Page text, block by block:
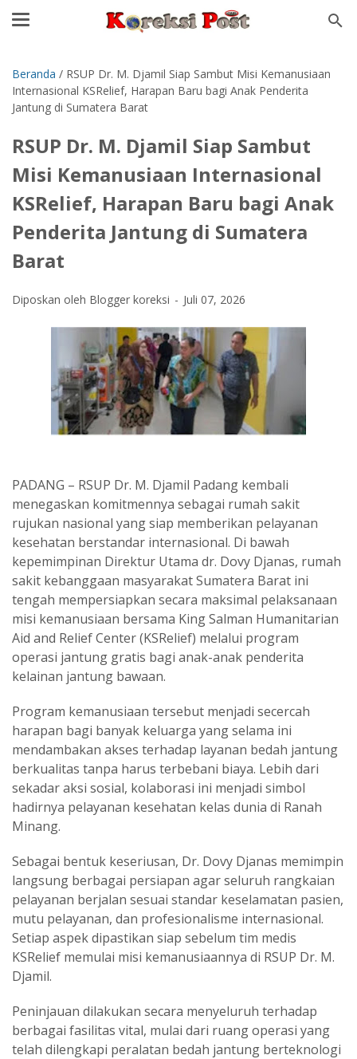
Beranda / RSUP Dr. M. Djamil Siap Sambut Misi Kemanusiaan
Internasional KSRelief, Harapan Baru bagi Anak Penderita
Jantung di Sumatera Barat
RSUP Dr. M. Djamil Siap Sambut
Misi Kemanusiaan Internasional
KSRelief, Harapan Baru bagi Anak
Penderita Jantung di Sumatera
Barat
Diposkan oleh Blogger koreksi Juli 07, 2026
PADANG – RSUP Dr. M. Djamil Padang kembali
menegaskan komitmennya sebagai rumah sakit
rujukan nasional yang siap memberikan pelayanan
kesehatan berstandar internasional. Di bawah
kepemimpinan Direktur Utama dr. Dovy Djanas, rumah
sakit kebanggaan masyarakat Sumatera Barat ini
tengah mempersiapkan secara maksimal pelaksanaan
misi kemanusiaan bersama King Salman Humanitarian
Aid and Relief Center (KSRelief) melalui program
operasi jantung gratis bagi anak-anak penderita
kelainan jantung bawaan.
Program kemanusiaan tersebut menjadi secercah
harapan bagi banyak keluarga yang selama ini
mendambakan akses terhadap layanan bedah jantung
berkualitas tanpa harus terbebani biaya. Lebih dari
sekadar aksi sosial, kolaborasi ini menjadi simbol
hadirnya pelayanan kesehatan kelas dunia di Ranah
Minang.
Sebagai bentuk keseriusan, Dr. Dovy Djanas memimpin
langsung berbagai persiapan agar seluruh rangkaian
pelayanan berjalan sesuai standar keselamatan pasien,
mutu pelayanan, dan profesionalisme internasional.
Setiap aspek dipastikan siap sebelum tim medis
KSRelief memulai misi kemanusiaannya di RSUP Dr. M.
Djamil.
Peninjauan dilakukan secara menyeluruh terhadap
berbagai fasilitas vital, mulai dari ruang operasi yang
telah dilengkapi peralatan bedah jantung berteknologi